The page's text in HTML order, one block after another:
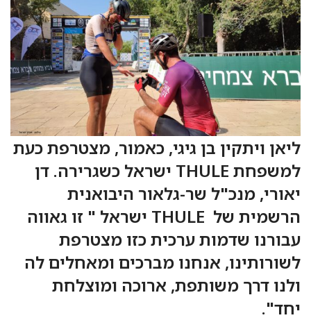
ליאן ויתקין בן גיגי, כאמור, מצטרפת כעת
למשפחת THULE ישראל כשגרירה. דן
יאורי, מנכ"ל שר-גלאור היבואנית
הרשמית של THULE ישראל " זו גאווה
עבורנו שדמות ערכית כזו מצטרפת
לשורותינו, אנחנו מברכים ומאחלים לה
ולנו דרך משותפת, ארוכה ומוצלחת
יחד".